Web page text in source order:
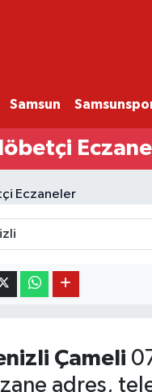
Samsun
Çameli
adres,